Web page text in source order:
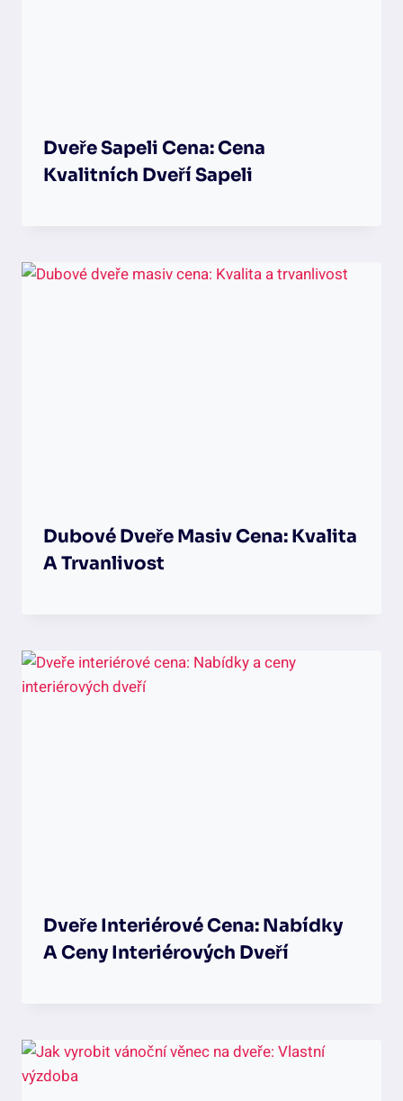
Dveře Sapeli Cena: Cena
Kvalitních Dveří Sapeli
Dubové Dveře Masiv Cena: Kvalita
A Trvanlivost
Dveře Interiérové Cena: Nabídky
A Ceny Interiérových Dveří